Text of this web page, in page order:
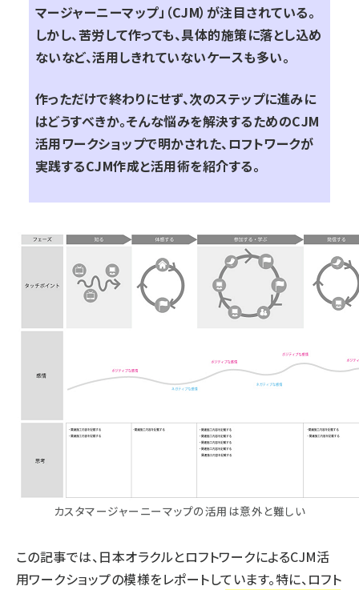
マージャーニーマップ」（CJM）が注目されている。
しかし、苦労して作っても、具体的施策に落とし込め
ないなど、活用しきれていないケースも多い。
作っただけで終わりにせず、次のステップに進みに
はどうすべきか。そんな悩みを解決するためのCJM
活用ワークショップで明かされた、ロフトワークが
実践するCJM作成と活用術を紹介する。
カスタマージャーニーマップの活用は意外と難しい
この記事では、日本オラクルとロフトワークによるCJM活
用ワークショップの模様をレポートしています。特に、 ロフト